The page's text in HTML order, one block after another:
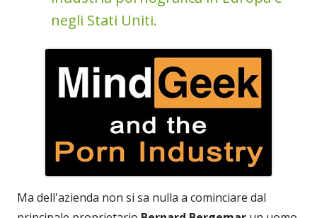
negli Stati Uniti.
Ma dell'azienda non si sa nulla a cominciare dal